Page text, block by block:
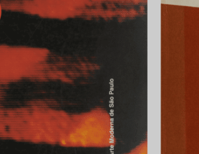
sobre o mam
imprensa
transparência
contato
trabalhe conosco
política de privacidade e